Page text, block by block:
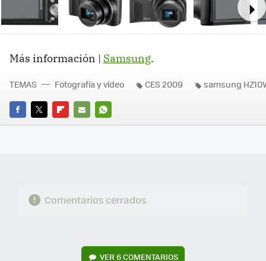
Más información | Samsung.
FACEBOOK
TWITTERFLIPBOARD
E-
WHATSAPP
TEMAS Fotografía y vídeo CES 2009 samsung
Comentarios cerrados
VER 6 COMENTARIOS